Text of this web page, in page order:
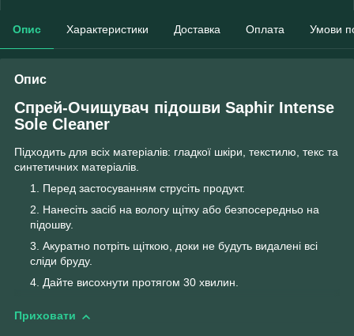
Опис Характеристики Доставка Оплата Умови
Опис
Спрей-Очищувач підошви Saphir Intense
Sole Cleaner
Підходить для всіх матеріалів: гладкої шкіри, текстилю, текс та
синтетичних матеріалів.
Перед застосуванням струсіть продукт.
Нанесіть засіб на вологу щітку або безпосередньо на
підошву.
Акуратно потріть щіткою, доки не будуть видалені всі
сліди бруду.
Дайте висохнути протягом 30 хвилин.
Приховати